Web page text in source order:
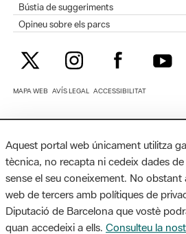
Bústia de suggeriments
Opineu sobre els parcs
MAPA WEB AVÍS LEGAL ACCESSIBILITAT
Diputació de Barcelona. Edifici Llacuna,
Aquest portal web únicament utilitza
tècnica, no recapta ni cedeix dades
sense el seu coneixement. No
web de tercers amb polítiques de
Diputació de Barcelona que vostè
quan accedeixi a ells. Consulteu la